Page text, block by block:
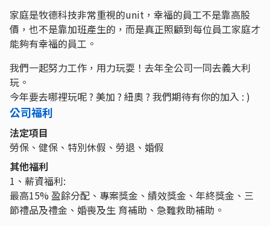
家庭是牧德科技非常重視的unit，幸福的員工不是靠高股
價，也不是靠加班產生的，而是真正照顧到每位員工家庭才
能夠有幸福的員工。
我們一起努力工作，用力玩耍！去年全公司一同去義大利
玩。
今年要去哪裡玩呢 ? 美加 ? 紐奧 ? 我們期待有你的加入 : )
公司福利
法定項目
勞保、健保、特別休假、勞退、婚假
其他福利
1、薪資福利:
最高15% 盈餘分配、專案獎金、績效獎金、年終獎金、三
節禮品及禮金、婚喪及生 育補助、急難救助補助。